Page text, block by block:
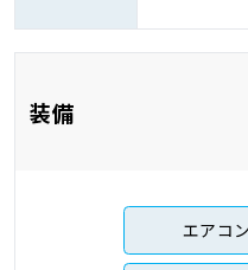
装備
エアコン